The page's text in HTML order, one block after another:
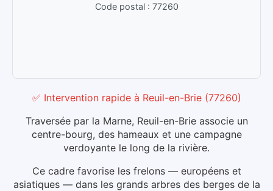
Code postal : 77260
✅ Intervention rapide à Reuil-en-Brie (77260)
Traversée par la Marne, Reuil-en-Brie associe un
centre-bourg, des hameaux et une campagne
verdoyante le long de la rivière.
Ce cadre favorise les frelons — européens et
asiatiques — dans les grands arbres des berges de la